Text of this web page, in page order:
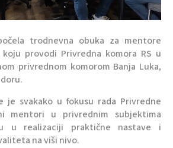
trodnevna obuka za mentore
provodi Privredna komora RS u
privrednom komorom Banja Luka,
je svakako u fokusu rada Privredne
mentori u privrednim subjektima
u realizaciji praktične nastave i
na viši nivo.